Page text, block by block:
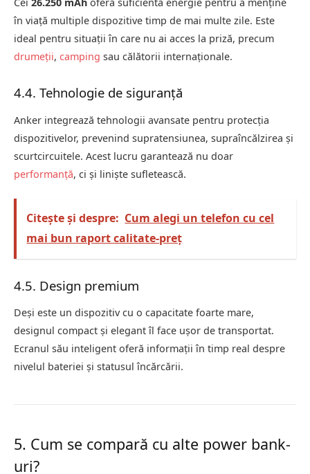
în viață multiple dispozitive timp de mai multe zile. Este
ideal pentru situații în care nu ai acces la priză, precum
drumeții, camping sau călătorii internaționale.
4.4. Tehnologie de siguranță
Anker integrează tehnologii avansate pentru protecția
dispozitivelor, prevenind supratensiunea, supraîncălzirea și
scurtcircuitele. Acest lucru garantează nu doar
performanță, ci și liniște sufletească.
Citește și despre: Cum alegi un telefon cu cel
mai bun raport calitate-preț
4.5. Design premium
Deși este un dispozitiv cu o capacitate foarte mare,
designul compact și elegant îl face ușor de transportat.
Ecranul său inteligent oferă informații în timp real despre
nivelul bateriei și statusul încărcării.
5. Cum se compară cu alte power bank-
uri?